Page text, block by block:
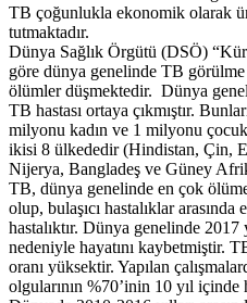
TB çoğunlukla ekonomik olarak
tutmaktadır.
Dünya Sağlık Örgütü (DSÖ)
göre dünya genelinde TB görülme
ölümler düşmektedir. Dünya
TB hastası ortaya çıkmıştır.
milyonu kadın ve 1 milyonu
ikisi 8 ülkededir (Hindistan, Çin,
Nijerya, Bangladeş ve Güney
TB, dünya genelinde en çok
olup, bulaşıcı hastalıklar
hastalıktır. Dünya genelinde
nedeniyle hayatını kaybetmiştir.
oranı yüksektir. Yapılan
olgularının %70’inin 10 yıl içinde